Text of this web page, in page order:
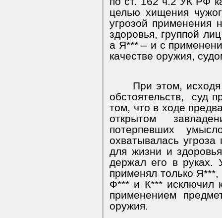
целью хищения
угрозой применения
здоровья, группой
а Я*** – и с
качестве оружия,
При этом,
обстоятельств,
суд
том, что в ходе
открытом
потерпевших
охватывалась
для жизни и
держал его в руках.
применял только
Ф*** и К*** исключил
применением
оружия.